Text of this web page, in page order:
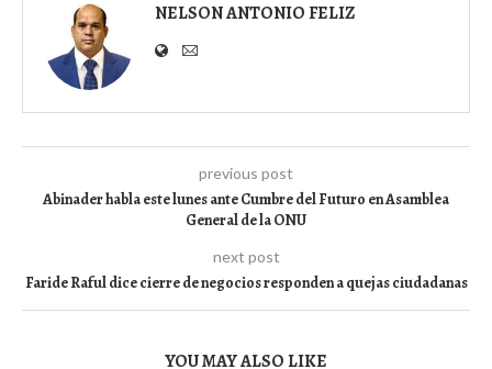
NELSON ANTONIO FELIZ
previous post
Abinader habla este lunes ante Cumbre del Futuro en Asamblea
General de la ONU
next post
Faride Raful dice cierre de negocios responden a quejas ciudadanas
YOU MAY ALSO LIKE